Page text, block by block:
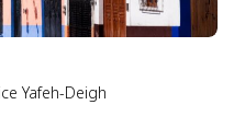
Yafeh-Deigh